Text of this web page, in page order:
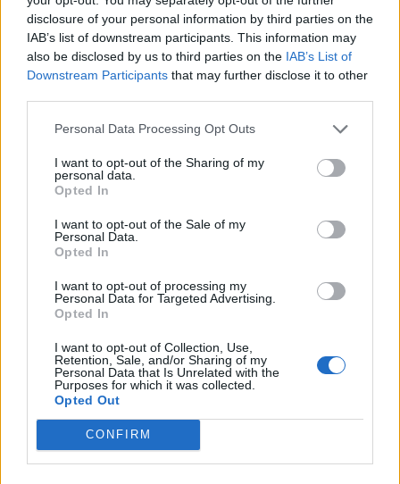
disclosure of your personal information by third parties on the
IAB’s list of downstream participants. This information may
also be disclosed by us to third parties on the IAB’s List of
Downstream Participants that may further disclose it to other
Personal Data Processing Opt Outs
I want to opt-out of the Sharing of my
personal data.
Opted In
I want to opt-out of the Sale of my
Personal Data.
Opted In
I want to opt-out of processing my
Personal Data for Targeted Advertising.
Opted In
I want to opt-out of Collection, Use,
Retention, Sale, and/or Sharing of my
Personal Data that Is Unrelated with the
Purposes for which it was collected.
Opted Out
CONFIRM
Νεανίδων
Αλέξης Γιαννούλιας: Υποψήφιος
Δήμαρχος στο Σικάγο ο άλλοτε
παίκτης του Πανιώνιου
Evergood: Άγγιξε τα 300 εκατ. ο